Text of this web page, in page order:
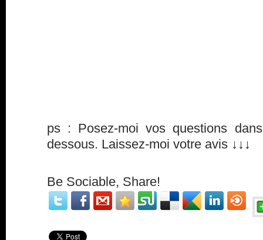
ps : Posez-moi vos questions
dessous. Laissez-moi votre avis ↓↓↓
Be Sociable, Share!